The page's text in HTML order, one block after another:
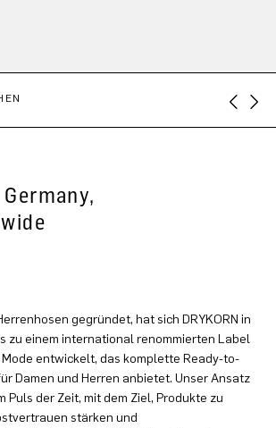
gegründet, hat sich DRYKORN in
zu einem international renommierten Label
entwickelt, das komplette Ready-to-
Damen und Herren anbietet. Unser Ansatz
Puls der Zeit, mit dem Ziel, Produkte zu
stärken und